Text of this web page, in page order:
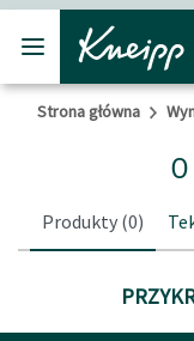
Przejdź do głównego
Przejdź do stopki
Strona główna
Produkty (0)